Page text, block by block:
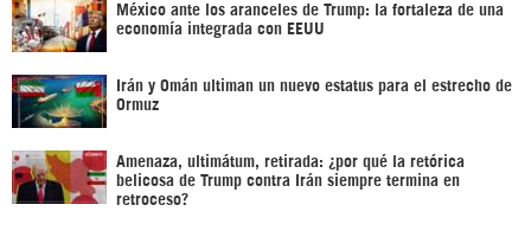
México ante los aranceles de Trump: la fortaleza de una
economía integrada con EEUU
Irán y Omán ultiman un nuevo estatus para el estrecho de
Ormuz
Amenaza, ultimátum, retirada: ¿por qué la retórica
belicosa de Trump contra Irán siempre termina en
retroceso?